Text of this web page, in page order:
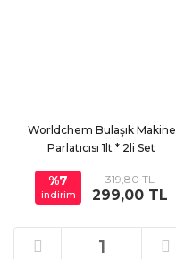
Worldchem Bulaşık Makine
Parlatıcısı 1lt * 2li Set
%7
indirim
319,80 TL
299,00 TL